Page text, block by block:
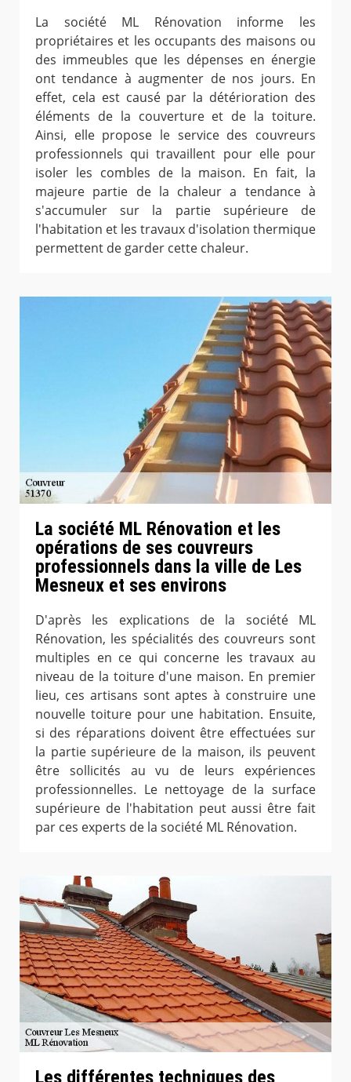
La société ML Rénovation informe les
propriétaires et les occupants des maisons ou
des immeubles que les dépenses en énergie
ont tendance à augmenter de nos jours. En
effet, cela est causé par la détérioration des
éléments de la couverture et de la toiture.
Ainsi, elle propose le service des couvreurs
professionnels qui travaillent pour elle pour
isoler les combles de la maison. En fait, la
majeure partie de la chaleur a tendance à
s'accumuler sur la partie supérieure de
l'habitation et les travaux d'isolation thermique
permettent de garder cette chaleur.
La société ML Rénovation et les
opérations de ses couvreurs
professionnels dans la ville de Les
Mesneux et ses environs
D'après les explications de la société ML
Rénovation, les spécialités des couvreurs sont
multiples en ce qui concerne les travaux au
niveau de la toiture d'une maison. En premier
lieu, ces artisans sont aptes à construire une
nouvelle toiture pour une habitation. Ensuite,
si des réparations doivent être effectuées sur
la partie supérieure de la maison, ils peuvent
être sollicités au vu de leurs expériences
professionnelles. Le nettoyage de la surface
supérieure de l'habitation peut aussi être fait
par ces experts de la société ML Rénovation.
Les différentes techniques des